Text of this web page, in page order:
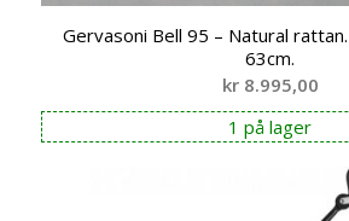
Gervasoni Bell 95 – Natural
63cm.
kr8.995,00
1 på lager